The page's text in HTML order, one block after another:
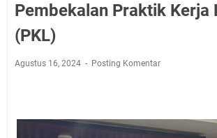
Pembekalan Praktik Kerja
(PKL)
Agustus 16, 2024 Posting Komentar